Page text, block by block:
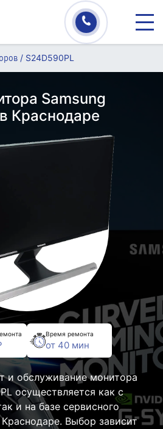
/ S24D590PL
Samsung
Краснодаре
Время ремонта
от 40 мин
и обслуживание монитора
осуществляется как с
и на базе сервисного
Выбор зависит